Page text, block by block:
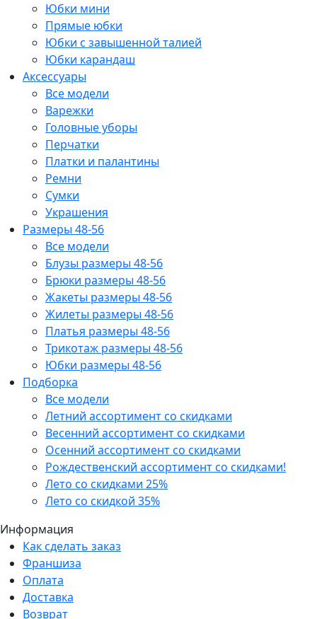
Юбки мини
Прямые юбки
Юбки с завышенной талией
Юбки карандаш
Аксессуары
Все модели
Варежки
Головные уборы
Перчатки
Платки и палантины
Ремни
Сумки
Украшения
Размеры 48-56
Все модели
Блузы размеры 48-56
Брюки размеры 48-56
Жакеты размеры 48-56
Жилеты размеры 48-56
Платья размеры 48-56
Трикотаж размеры 48-56
Юбки размеры 48-56
Подборка
Все модели
Летний ассортимент со скидками
Весенний ассортимент со скидками
Осенний ассортимент со скидками
Рождественский ассортимент со скидками!
Лето со скидками 25%
Лето со скидкой 35%
Информация
Как сделать заказ
Франшиза
Оплата
Доставка
Возврат